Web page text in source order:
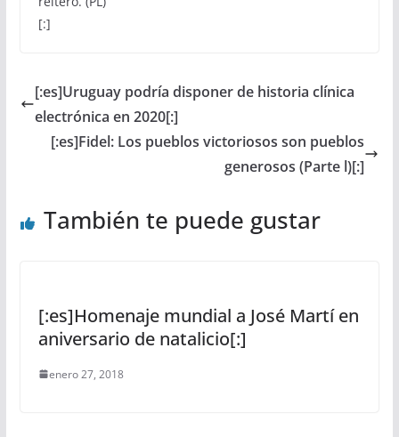
[:]
[:es]Uruguay podría disponer de historia clínica
electrónica en 2020[:]
[:es]Fidel: Los pueblos victoriosos son pueblos
generosos (Parte l)[:]
También te puede gustar
[:es]Homenaje mundial a José Martí en
aniversario de natalicio[:]
enero 27, 2018